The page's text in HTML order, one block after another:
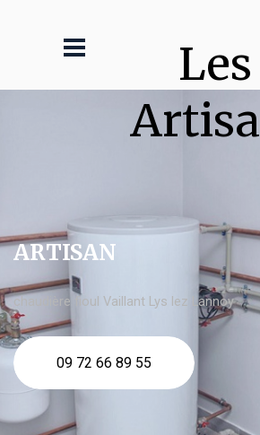
Les
ARTISAN
chaudière fioul Vaillant Lys lez Lannoy
09 72 66 89 55